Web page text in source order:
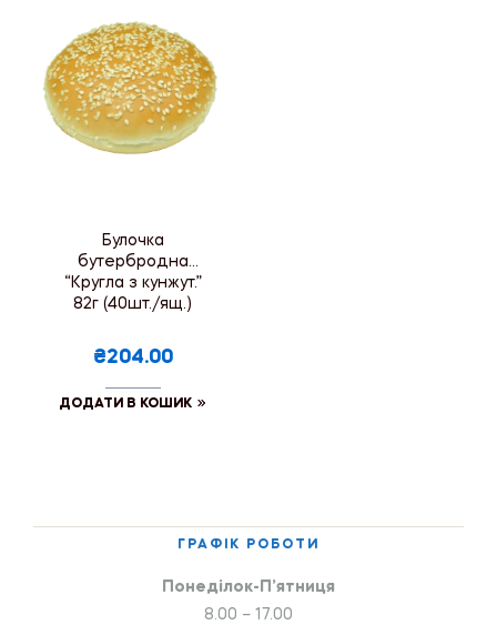
Булочка
бутербродна
“Кругла з кунжут.”
82г (40шт./ящ.)
₴204.00
ДОДАТИ В КОШИК
ГРАФІК РОБОТИ
Понеділок-П’ятниця
8.00 – 17.00